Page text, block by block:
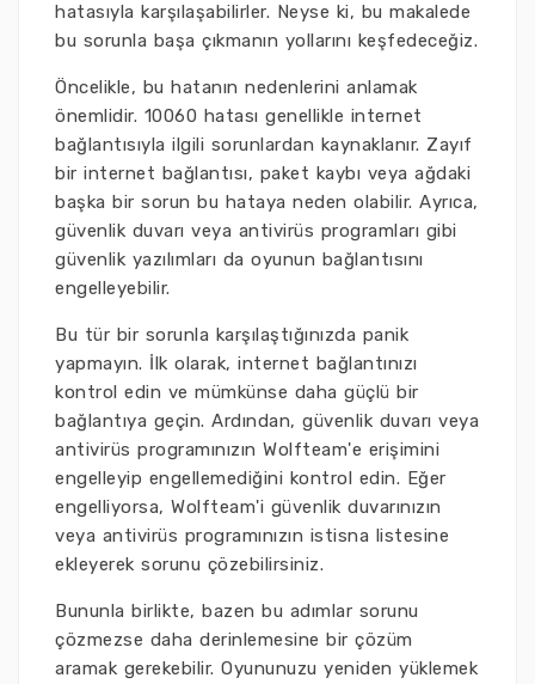
hatasıyla karşılaşabilirler. Neyse ki, bu makalede
bu sorunla başa çıkmanın yollarını keşfedeceğiz.
Öncelikle, bu hatanın nedenlerini anlamak
önemlidir. 10060 hatası genellikle internet
bağlantısıyla ilgili sorunlardan kaynaklanır. Zayıf
bir internet bağlantısı, paket kaybı veya ağdaki
başka bir sorun bu hataya neden olabilir. Ayrıca,
güvenlik duvarı veya antivirüs programları gibi
güvenlik yazılımları da oyunun bağlantısını
engelleyebilir.
Bu tür bir sorunla karşılaştığınızda panik
yapmayın. İlk olarak, internet bağlantınızı
kontrol edin ve mümkünse daha güçlü bir
bağlantıya geçin. Ardından, güvenlik duvarı veya
antivirüs programınızın Wolfteam'e erişimini
engelleyip engellemediğini kontrol edin. Eğer
engelliyorsa, Wolfteam'i güvenlik duvarınızın
veya antivirüs programınızın istisna listesine
ekleyerek sorunu çözebilirsiniz.
Bununla birlikte, bazen bu adımlar sorunu
çözmezse daha derinlemesine bir çözüm
aramak gerekebilir. Oyununuzu yeniden yüklemek